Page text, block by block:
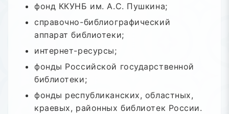
фонд ККУНБ им. А.С. Пушкина;
справочно-библиографический
аппарат библиотеки;
интернет-ресурсы;
фонды Российской государственной
библиотеки;
фонды республиканских, областных,
краевых, районных библиотек России.